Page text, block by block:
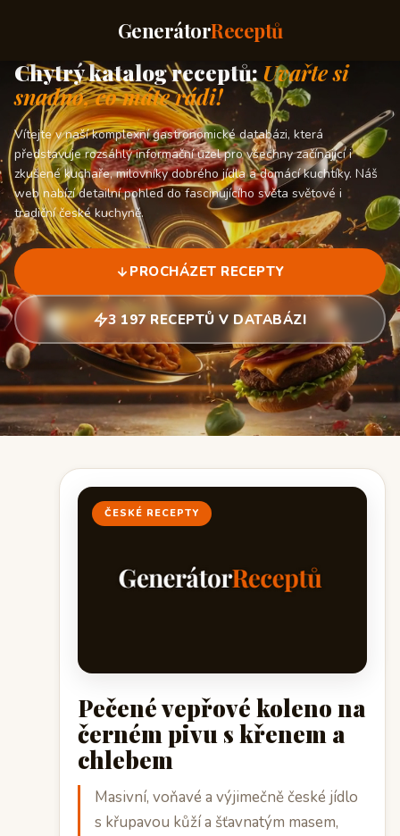
GenerátorReceptů
Chytrý katalog receptů:Uvařte si
snadno, co máte rádi!
Vítejte v naší komplexní gastronomické databázi, která
představuje rozsáhlý informační uzel pro všechny začínající i
zkušené kuchaře, milovníky dobrého jídla a domácí kuchtíky. Náš
web nabízí detailní pohled do fascinujícího světa světové i
tradiční české kuchyně.
PROCHÁZET RECEPTY
3 197 RECEPTŮ V DATABÁZI
ČESKÉ RECEPTY
Pečené vepřové koleno na
černém pivu s křenem a
chlebem
Masivní, voňavé a výjimečně české jídlo
s křupavou kůží a šťavnatým masem,